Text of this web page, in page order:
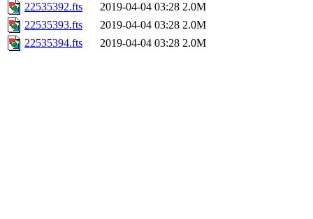
22535392.fts
2019-04-04 03:28 2.0M
22535393.fts
2019-04-04 03:28 2.0M
22535394.fts
2019-04-04 03:28 2.0M